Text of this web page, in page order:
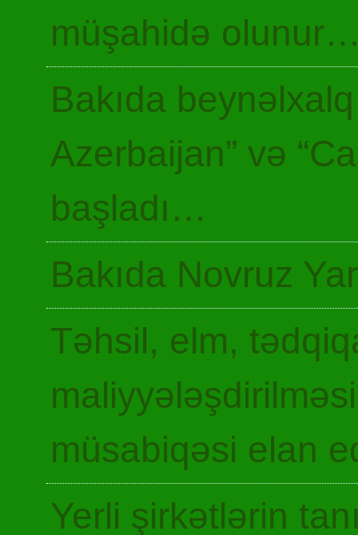
müşahidə
Bakıda
Azerbaijan” və
başladı…
Bakıda Novruz
Təhsil, elm,
müsabiqəsi elan
Yerli şirkətlərin